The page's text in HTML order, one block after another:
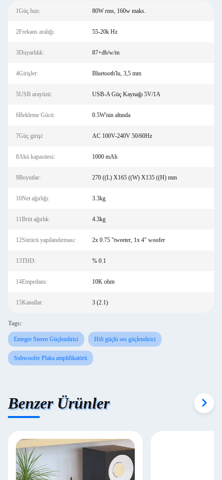
1Güç hızı: 80W rms, 160w maks.
2Frekans aralığı: 55-20k Hz
3Duyarlılık: 87+db/w/m
4Girişler: Bluetooth'lu, 3,5 mm
5USB arayüzü: USB-A Güç Kaynağı 5V/1A
6Bekleme Gücü: 0.5W'nin altında
7Güç girişi: AC 100V-240V 50/60Hz
8Akü kapasitesi: 1000 mAh
9Boyutlar: 270 ((L) X165 ((W) X135 ((H) mm
10Net ağırlığı: 3.3kg
11Brüt ağırlık: 4.3kg
12Sürücü yapılandırması: 2x 0.75 "tweeter, 1x 4" woofer
13THD: % 0.1
14Empedans: 10K ohm
15Kanallar: 3 (2.1)
Tags:
Entegre Stereo Güçlendirici Hifi güçlü ses güçlendirici
Subwoofer Plaka amplifikatörü
Benzer Ürünler